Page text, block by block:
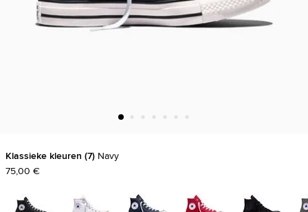
Klassieke kleuren 7 Navy
75,00 €